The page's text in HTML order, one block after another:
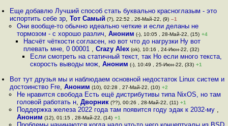
Еще добавлю Лучший способ стать буквально краснoглазым - это
испортить себе зр,Тот Самый (?), 22:52 , 26-Май-22, (9) –1
Они вообще-то обычно идеально четкие и если деланы не
тормозом - с хорошо различ, Аноним (-), 10:05 , 28-Май-22, (15) +4
Насчёт чёткости согласен, но вот что до нагрузки Ну вот
плевать мне, 0 00001 , Crazy Alex(ok), 10:16 , 24-Июн-22, (32)
Если смотреть на статичный текст, так Но если много текста,
скорость выводы мож,Аноним (-), 10:49 , 25-Июн-22, (33) +1
Вот тут друзья мы и наблюдаем основной недостаток Linux систем и
достоинство Fre,Аноним (10), 02:28 , 27-Май-22, (10) +2
Не нравится свобода Есть ещё дистрибутивы типа NixOS, но там
головой работать н, Дворник(??), 00:26 , 28-Май-22, (11) +1
Поддержка железа 2022 года там появится году эдак к 2032-му ,
Аноним (12), 01:15 , 28-Май-22, (14) +1